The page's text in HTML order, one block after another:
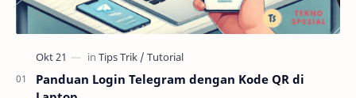
Panduan Login Telegram dengan Kode QR di